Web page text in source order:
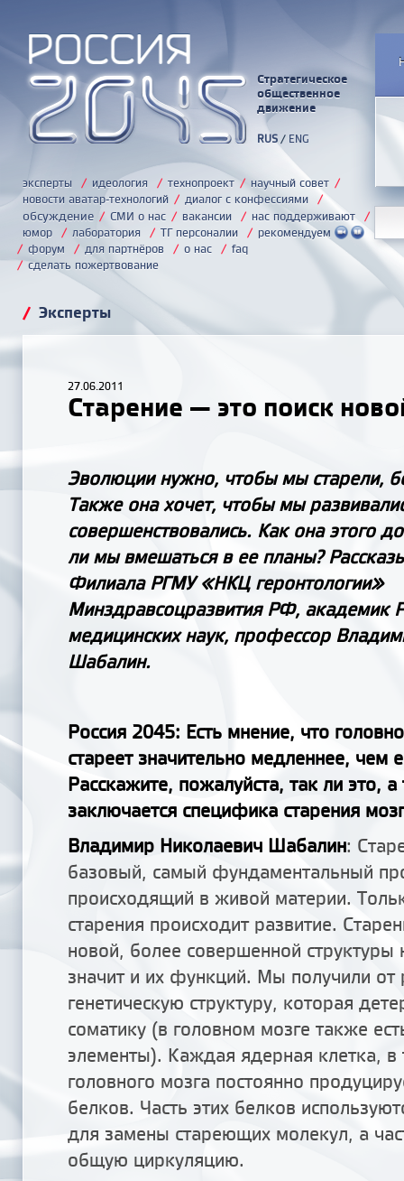
Стратегическое
общественное
движение
RUS/ ENG
эксперты / идеология / технопроект / научный совет /
новости аватар-технологий / диалог с конфессиями /
обсуждение / СМИ о нас / вакансии / нас поддерживают /
юмор / лаборатория / ТГ персоналии / рекомендуем
/ форум / для партнёров / о нас / faq
/ сделать пожертвование
/ Эксперты
27.06.2011
Старение — это поиск
Эволюции нужно, чтобы мы старели,
Также она хочет, чтобы мы
совершенствовались. Как она этого
ли мы вмешаться в ее планы?
Филиала РГМУ «НКЦ геронтологии»
Минздравсоцразвития РФ, академик
медицинских наук, профессор
Шабалин.
Россия 2045: Есть мнение, что
стареет значительно медленнее, чем
Расскажите, пожалуйста, так ли это,
заключается специфика старения
Владимир Николаевич Шабалин:
базовый, самый фундаментальный
происходящий в живой материи.
старения происходит развитие.
новой, более совершенной структуры
значит и их функций. Мы получили от
генетическую структуру, которая
соматику (в головном мозге также
элементы). Каждая ядерная клетка, в
головного мозга постоянно
белков. Часть этих белков
для замены стареющих молекул, а
общую циркуляцию.